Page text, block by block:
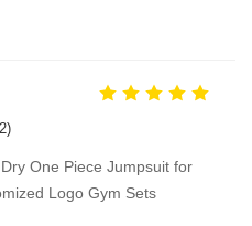
One Piece Jumpsuit for
Logo Gym Sets